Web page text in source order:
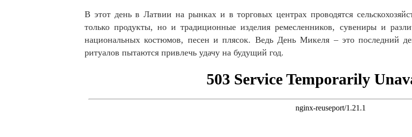
В этот день в Латвии на рынках и в торговых центрах проводятся
только продукты, но и традиционные изделия ремесленников, сувениры и
национальных костюмов, песен и плясок. Ведь День Микеля – это последний
ритуалов пытаются привлечь удачу на будущий год.